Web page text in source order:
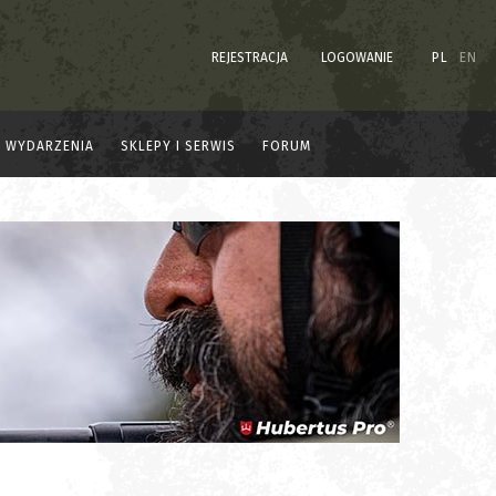
REJESTRACJA LOGOWANIE PL EN
WYDARZENIA SKLEPY I SERWIS FORUM